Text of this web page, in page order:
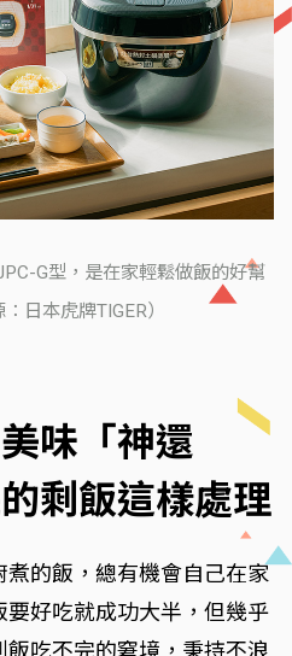
G型，是在家輕鬆做飯的好幫
日本虎牌TIGER）
味「神還
剩飯這樣處理
的飯，總有機會自己在家
好吃就成功大半，但幾乎
吃不完的窘境，秉持不浪